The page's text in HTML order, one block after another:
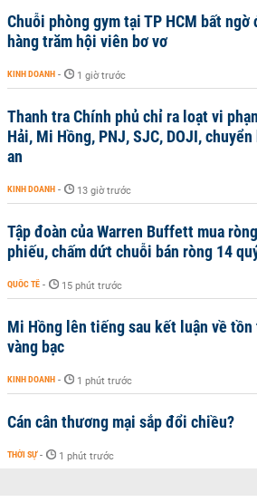
Chuỗi phòng gym tại TP HCM bất
hàng trăm hội viên bơ vơ
KINH DOANH - 1 giờ trước
Thanh tra Chính phủ chỉ ra loạt vi
Hải, Mi Hồng, PNJ, SJC, DOJI,
an
KINH DOANH - 13 giờ trước
Tập đoàn của Warren Buffett mua
phiếu, chấm dứt chuỗi bán ròng 14
QUỐC TẾ - 15 phút trước
Mi Hồng lên tiếng sau kết luận về
vàng bạc
KINH DOANH - 1 phút trước
Cán cân thương mại sắp đổi chiều?
THỜI SỰ - 1 phút trước